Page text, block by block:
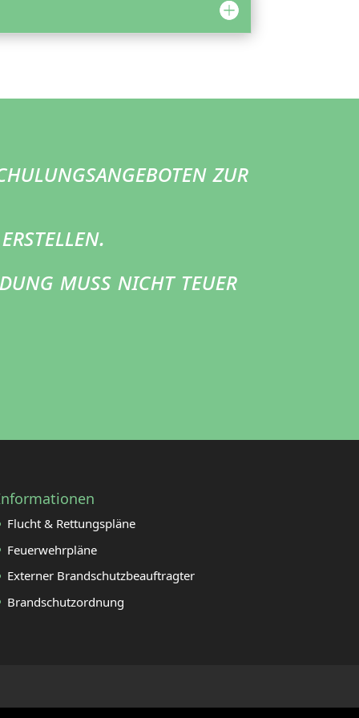
zur
muss nicht teuer
Flucht & Rettungspläne
Feuerwehrpläne
Externer Brandschutzbeauftragter
Brandschutzordnung